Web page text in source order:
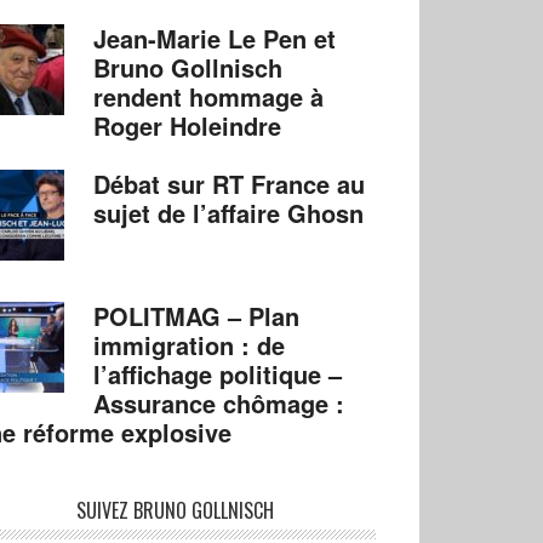
Jean-Marie Le Pen et
Bruno Gollnisch
rendent hommage à
Roger Holeindre
Débat sur RT France au
sujet de l’affaire Ghosn
POLITMAG – Plan
immigration : de
l’affichage politique –
Assurance chômage :
réforme explosive
SUIVEZ BRUNO GOLLNISCH